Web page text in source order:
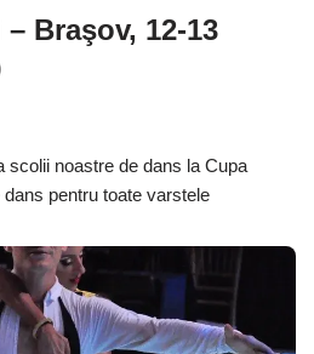
Braşov, 12-13
scolii noastre de dans la Cupa
pentru toate varstele